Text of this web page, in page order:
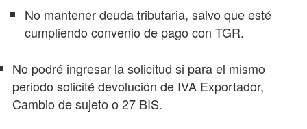
No mantener deuda tributaria, salvo que esté
cumpliendo convenio de pago con TGR.
No podré ingresar la solicitud si para el mismo
periodo solicité devolución de IVA Exportador,
Cambio de sujeto o 27 BIS.